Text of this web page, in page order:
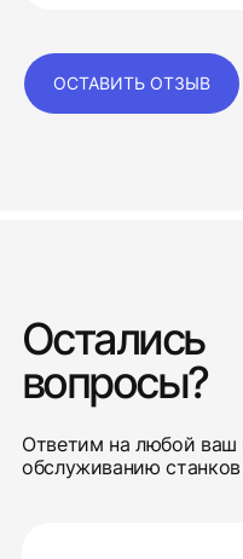
ОСТАВИТЬ ОТЗЫВ
Остались
вопросы?
Ответим на любой ваш
обслуживанию